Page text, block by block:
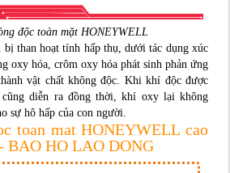
độc toàn mặt HONEYWELL
than hoạt tính hấp thụ, dưới tác dụng xúc
oxy hóa, crôm oxy hóa phát sinh phản ứng
vật chất không độc. Khi khí độc được
diễn ra đồng thời, khí oxy lại không
sự hô hấp của con người.
toan mat HONEYWELL cao
BAO HO LAO DONG